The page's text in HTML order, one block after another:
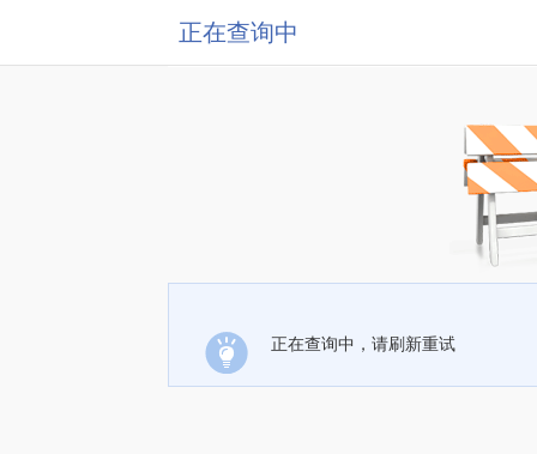
正在查询中
正在查询中，请刷新重试